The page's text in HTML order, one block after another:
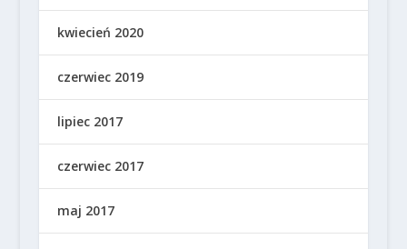
kwiecień 2020
czerwiec 2019
lipiec 2017
czerwiec 2017
maj 2017